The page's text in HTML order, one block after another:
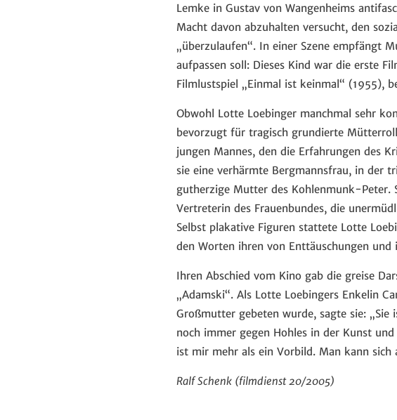
Lemke in Gustav von Wangenheims
Macht davon abzuhalten versucht, den
„überzulaufen“. In einer Szene empfängt
aufpassen soll: Dieses Kind war die erste
Filmlustspiel „Einmal ist keinmal“ (1955),
Obwohl Lotte Loebinger manchmal sehr
bevorzugt für tragisch grundierte
jungen Mannes, den die Erfahrungen des
sie eine verhärmte Bergmannsfrau, in der
gutherzige Mutter des Kohlenmunk-Peter.
Vertreterin des Frauenbundes, die
Selbst plakative Figuren stattete Lotte
den Worten ihren von Enttäuschungen
Ihren Abschied vom Kino gab die greise
„Adamski“. Als Lotte Loebingers Enkelin
Großmutter gebeten wurde, sagte sie:
noch immer gegen Hohles in der Kunst
ist mir mehr als ein Vorbild. Man kann
Ralf Schenk (filmdienst 20/2005)